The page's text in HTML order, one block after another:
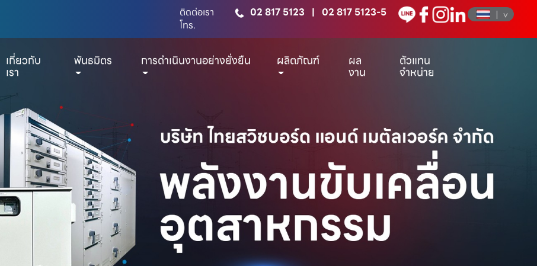
ติดต่อเรา
โทร.
02 817 5123 |02 817 5123-5
เกี่ยวกับ
เรา
พันธมิตร การดำเนินงานอย่างยั่งยืน ผลิตภัณฑ์ ผล
งาน
ตัวแทน
จำหน่าย